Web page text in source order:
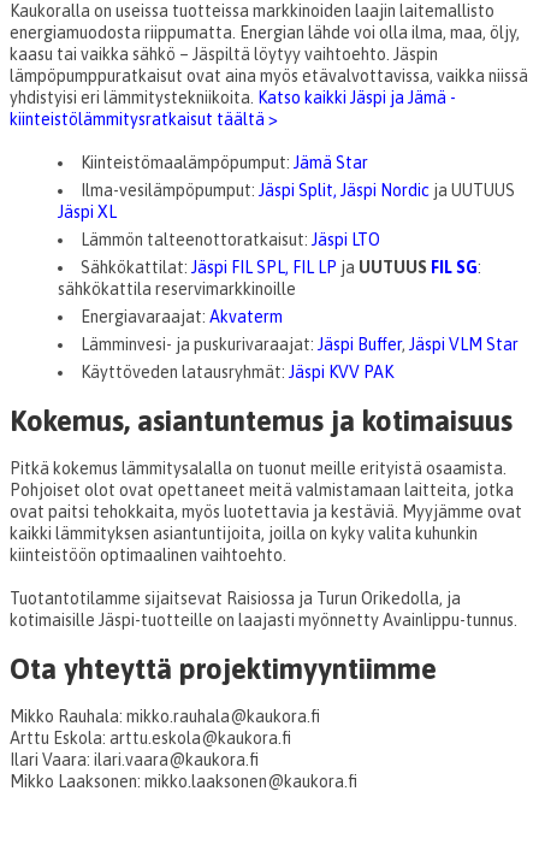
Kaukoralla on useissa tuotteissa markkinoiden laajin laitemallisto
energiamuodosta riippumatta. Energian lähde voi olla ilma, maa, öljy,
kaasu tai vaikka sähkö – Jäspiltä löytyy vaihtoehto. Jäspin
lämpöpumppuratkaisut ovat aina myös etävalvottavissa, vaikka niissä
yhdistyisi eri lämmitystekniikoita. Katso kaikki Jäspi ja Jämä -
kiinteistölämmitysratkaisut täältä >
Kiinteistömaalämpöpumput: Jämä Star
Ilma-vesilämpöpumput: Jäspi Split, Jäspi Nordic ja UUTUUS
Jäspi XL
Lämmön talteenottoratkaisut: Jäspi LTO
Sähkökattilat: Jäspi FIL SPL, FIL LP ja UUTUUS FIL SG:
sähkökattila reservimarkkinoille
Energiavaraajat: Akvaterm
Lämminvesi- ja puskurivaraajat: Jäspi Buffer, Jäspi VLM Star
Käyttöveden latausryhmät: Jäspi KVV PAK
Kokemus, asiantuntemus ja kotimaisuus
Pitkä kokemus lämmitysalalla on tuonut meille erityistä osaamista.
Pohjoiset olot ovat opettaneet meitä valmistamaan laitteita, jotka
ovat paitsi tehokkaita, myös luotettavia ja kestäviä. Myyjämme ovat
kaikki lämmityksen asiantuntijoita, joilla on kyky valita kuhunkin
kiinteistöön optimaalinen vaihtoehto.
Tuotantotilamme sijaitsevat Raisiossa ja Turun Orikedolla, ja
kotimaisille Jäspi-tuotteille on laajasti myönnetty Avainlippu-tunnus.
Ota yhteyttä projektimyyntiimme
Mikko Rauhala: mikko.rauhala@kaukora.fi
Arttu Eskola: arttu.eskola@kaukora.fi
Ilari Vaara: ilari.vaara@kaukora.fi
Mikko Laaksonen: mikko.laaksonen@kaukora.fi